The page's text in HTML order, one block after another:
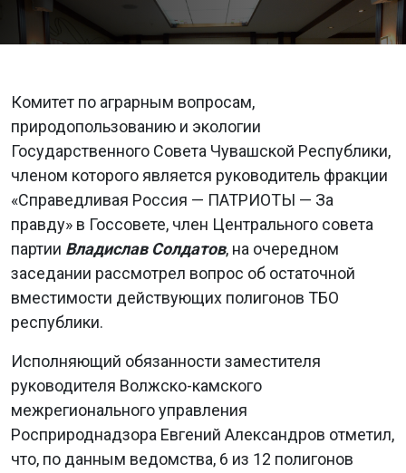
Комитет по аграрным вопросам,
природопользованию и экологии
Государственного Совета Чувашской Республики,
членом которого является руководитель фракции
«Справедливая Россия — ПАТРИОТЫ — За
правду» в Госсовете, член Центрального совета
партии Владислав Солдатов, на очередном
заседании рассмотрел вопрос об остаточной
вместимости действующих полигонов ТБО
республики.
Исполняющий обязанности заместителя
руководителя Волжско-камского
межрегионального управления
Росприроднадзора Евгений Александров отметил,
что, по данным ведомства, 6 из 12 полигонов